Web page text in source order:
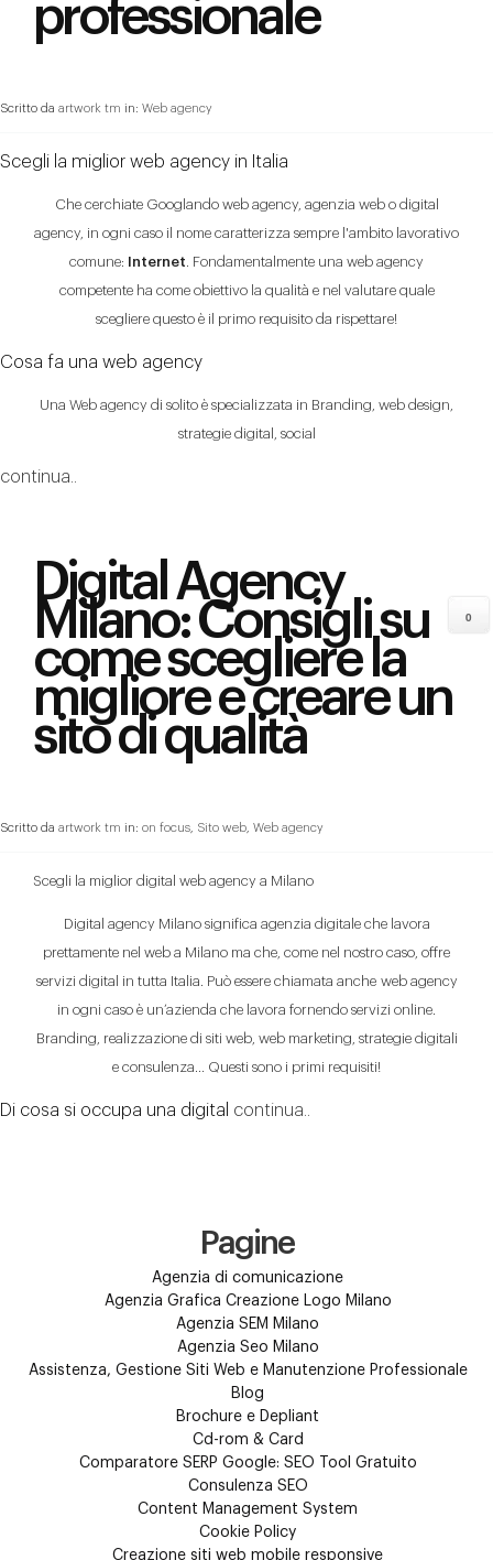
professionale
Scritto da artwork tm in: Web agency
Scegli la miglior web agency in Italia
Che cerchiate Googlando web agency, agenzia web o digital
agency, in ogni caso il nome caratterizza sempre l'ambito lavorativo
comune: Internet . Fondamentalmente una web agency
competente ha come obiettivo la qualità e nel valutare quale
scegliere questo è il primo requisito da rispettare!
Cosa fa una web agency
Una Web agency di solito è specializzata in Branding, web design,
strategie digital, social
continua..
Digital Agency
Milano: Consigli su
come scegliere la
migliore e creare un
sito di qualità
Scritto da artwork tm in: on focus Sito web Web agency
Scegli la miglior digital web agency a Milano
Digital agency Milano significa agenzia digitale che lavora
prettamente nel web a Milano ma che, come nel nostro caso, offre
servizi digital in tutta Italia. Può essere chiamata anche web agency
in ogni caso è un’azienda che lavora fornendo servizi online.
Branding, realizzazione di siti web, web marketing, strategie digitali
e consulenza… Questi sono i primi requisiti!
Di cosa si occupa una digital continua..
0
Pagine
Agenzia di comunicazione
Agenzia Grafica Creazione Logo Milano
Agenzia SEM Milano
Agenzia Seo Milano
Assistenza, Gestione Siti Web e Manutenzione Professionale
Blog
Brochure e Depliant
Cd-rom & Card
Comparatore SERP Google: SEO Tool Gratuito
Consulenza SEO
Content Management System
Cookie Policy
Creazione siti web mobile responsive